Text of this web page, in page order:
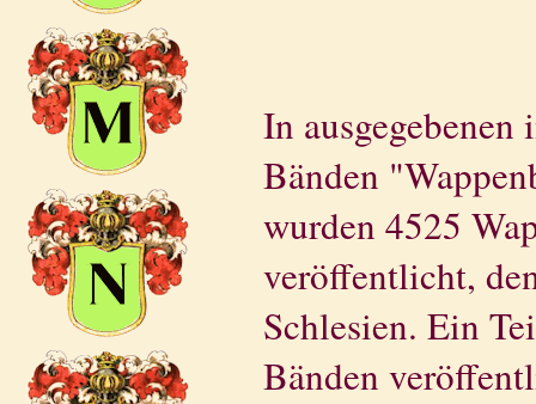
In
Bänden
wurden 4525
veröffentlicht,
Schlesien. Ein
Bänden